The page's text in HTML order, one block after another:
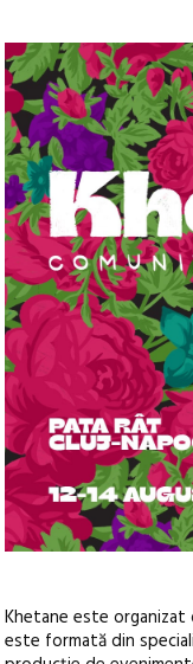
Khetane este
este formată din